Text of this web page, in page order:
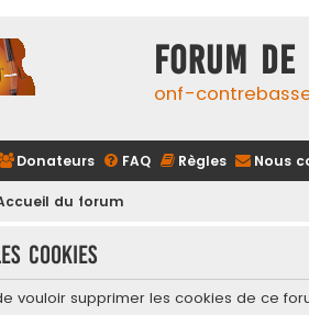
FORUM
onf-
Donateurs FAQ Règles Nous
du forum
cookies
vouloir supprimer les cookies de ce